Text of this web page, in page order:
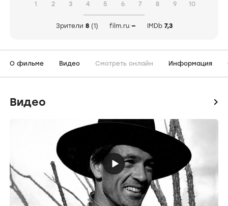
1 2 3 4 5 6 7 8 9 10
Зрители 8 (1) film.ru — IMDb 7,3
О фильме Видео Смотреть онлайн Информация
Видео icon